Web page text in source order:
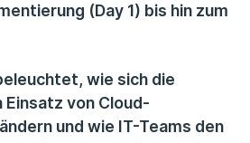
(Day 1) bis hin zum
wie sich die
Einsatz von Cloud-
und wie IT-Teams den